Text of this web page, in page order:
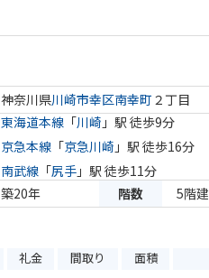
神奈川県川崎市幸区南幸町 ２丁目
東海道本線 「川崎 」駅 徒歩9分
京急本線 「京急川崎 」駅 徒歩16分
南武線 「尻手 」駅 徒歩11分
築20年 階数 5階建
礼金 間取り 面積